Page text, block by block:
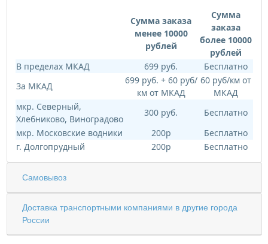
Сумма заказа
менее 10000
рублей
Сумма
заказа
более 10000
рублей
В пределах МКАД
699 руб.
Бесплатно
За МКАД
699 руб. + 60 руб/
км от МКАД
60 руб/км от
МКАД
мкр. Северный,
Хлебниково, Виноградово
300 руб.
Бесплатно
мкр. Московские водники
200р
Бесплатно
г. Долгопрудный
200р Бесплатно
Самовывоз
Доставка транспортными компаниями в другие города
России